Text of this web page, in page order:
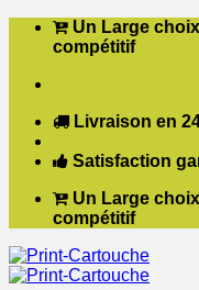
Passer Un Large
compétitif
Livraison en
Satisfaction
Un Large
compétitif